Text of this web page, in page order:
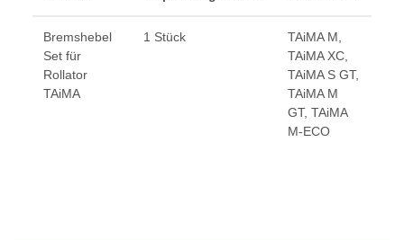
Bremshebel
Set für
Rollator
TAiMA
1 Stück
TAiMA M,
TAiMA XC,
TAiMA S GT,
TAiMA M
GT, TAiMA
M-ECO